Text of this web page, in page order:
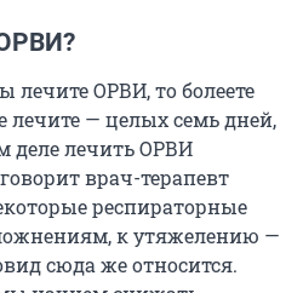
лечите ОРВИ, то болеете
лечите — целых семь дней,
деле лечить ОРВИ
врач-терапевт
респираторные
к утяжелению —
сюда же относится.